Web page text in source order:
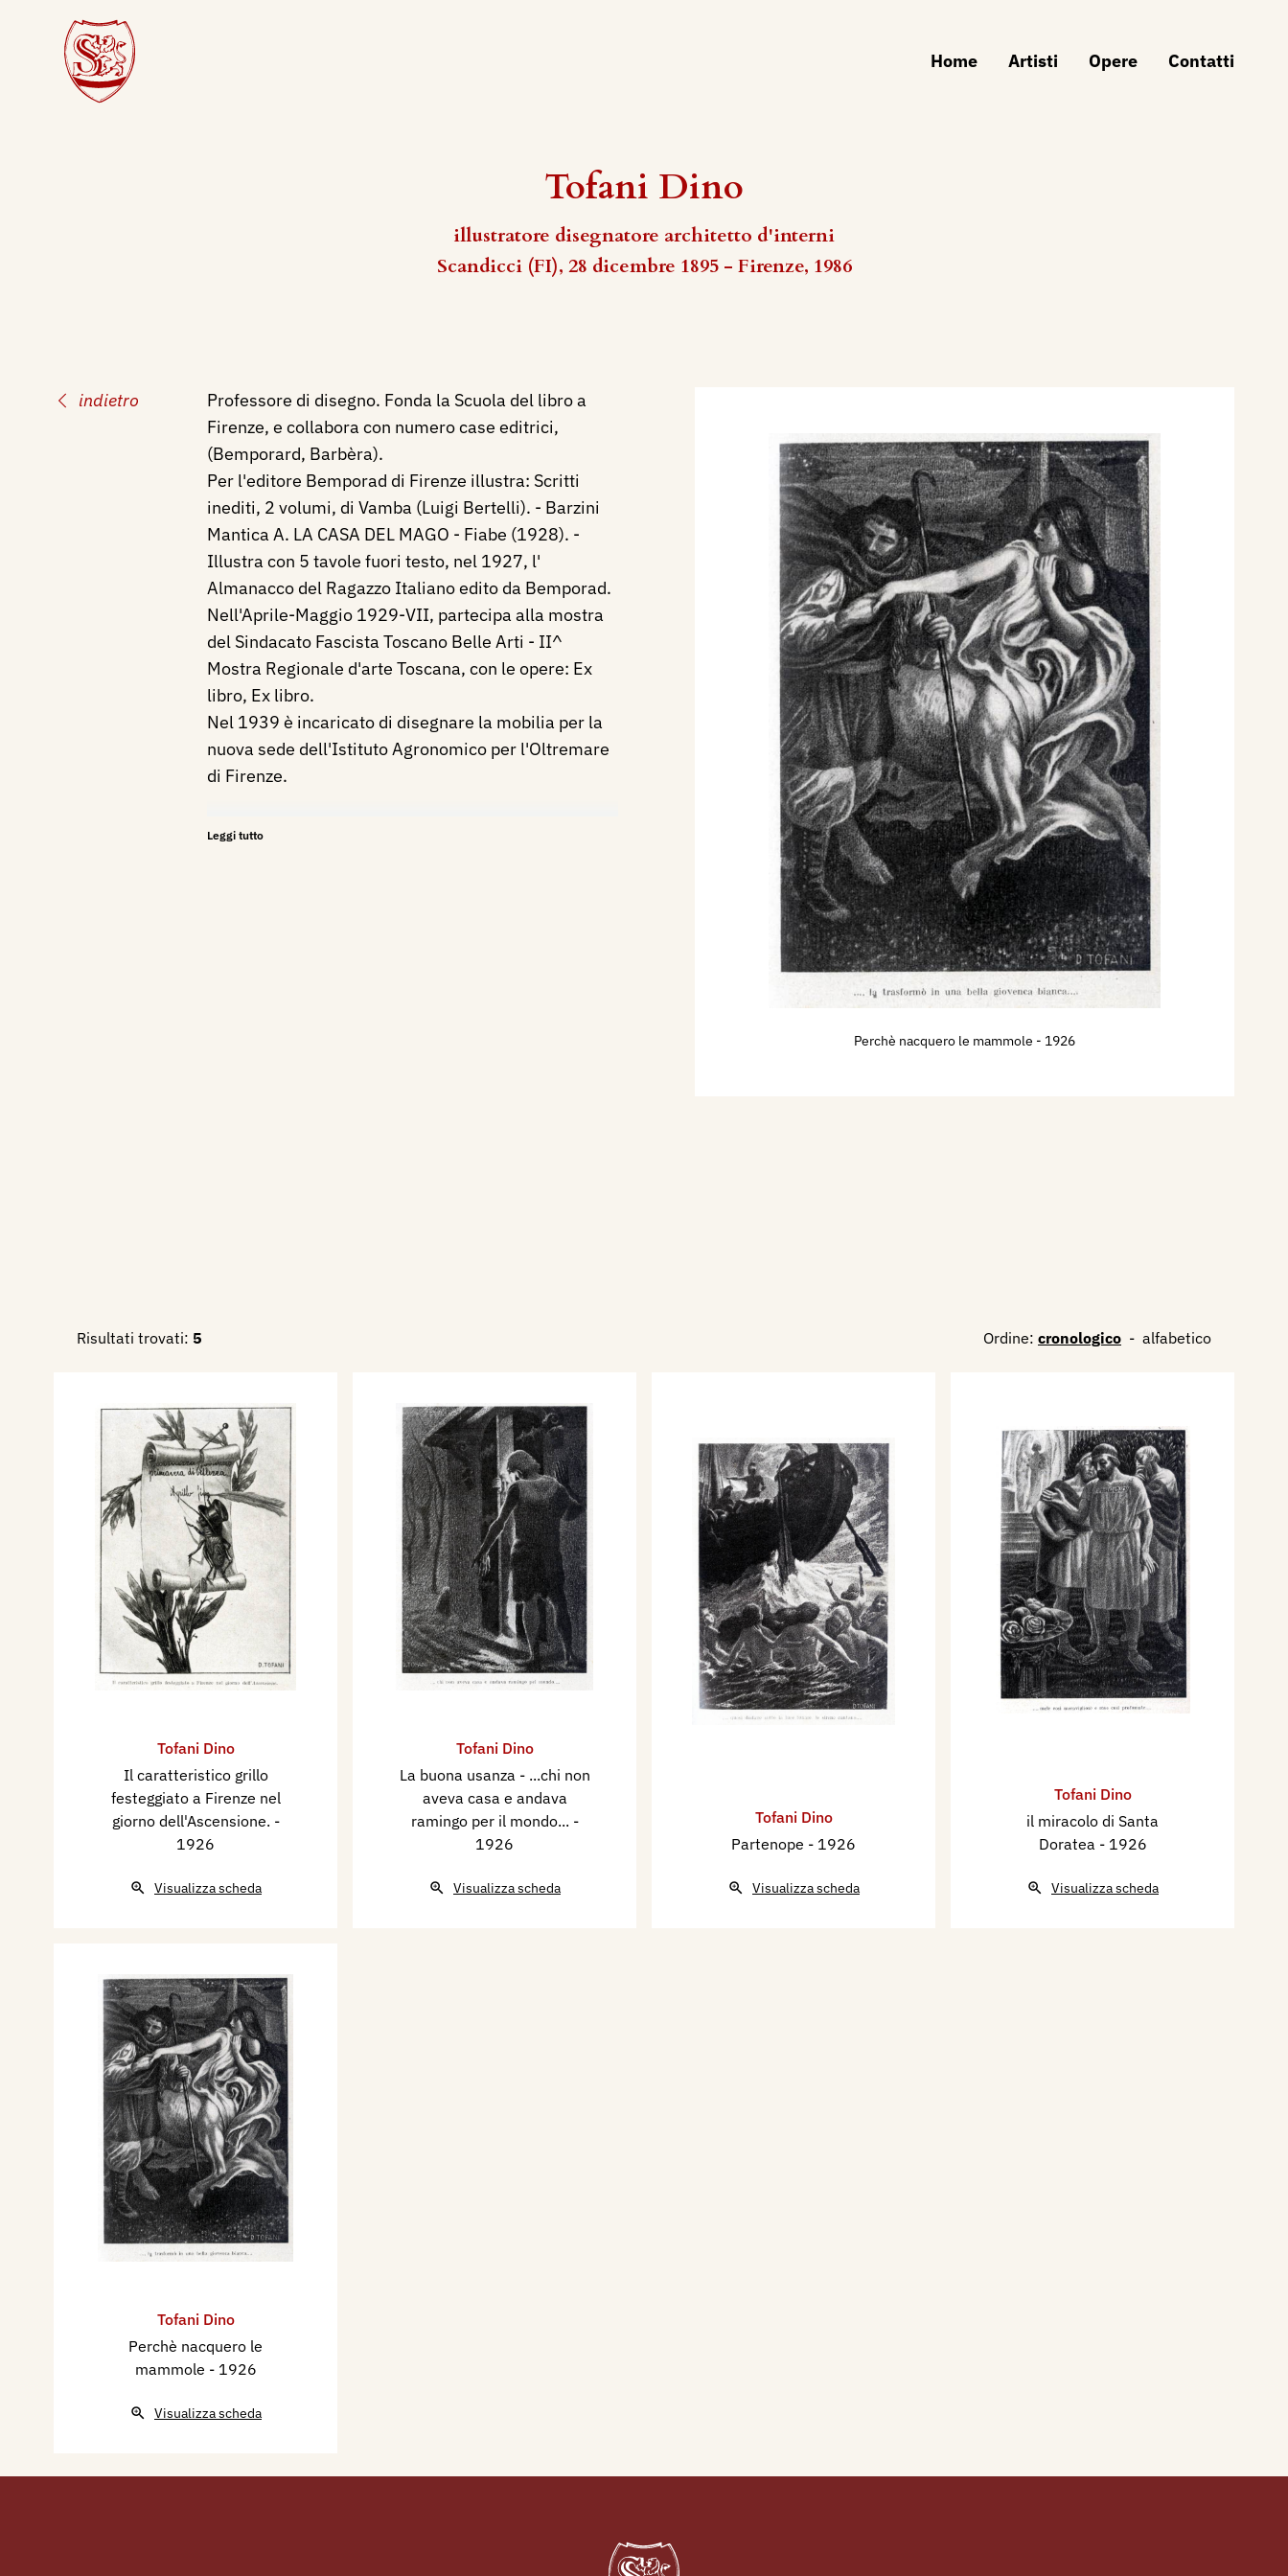
Home Artisti Opere Contatti
Tofani Dino
illustratore disegnatore architetto d'interni
Scandicci (FI), 28 dicembre 1895 - Firenze, 1986
indietro
Perchè nacquero le mammole - 1926
Professore di disegno. Fonda la Scuola del libro a
Firenze, e collabora con numero case editrici,
(Bemporard, Barbèra).
Per l'editore Bemporad di Firenze illustra: Scritti
inediti, 2 volumi, di Vamba (Luigi Bertelli). - Barzini
Mantica A. LA CASA DEL MAGO - Fiabe (1928). -
Illustra con 5 tavole fuori testo, nel 1927, l'
Almanacco del Ragazzo Italiano edito da Bemporad.
Nell'Aprile-Maggio 1929-VII, partecipa alla mostra
del Sindacato Fascista Toscano Belle Arti - II^
Mostra Regionale d'arte Toscana, con le opere: Ex
libro, Ex libro.
Nel 1939 è incaricato di disegnare la mobilia per la
nuova sede dell'Istituto Agronomico per l'Oltremare
di Firenze.
Bibliografia:
Leggi tutto
Risultati trovati: 5 Ordine: cronologico - alfabetico
Tofani Dino
Il caratteristico grillo
festeggiato a Firenze nel
giorno dell'Ascensione. -
1926
Visualizza scheda
Tofani Dino
La buona usanza - ...chi non
aveva casa e andava
ramingo per il mondo... -
1926
Visualizza scheda
Tofani Dino
Partenope - 1926
Visualizza scheda
Tofani Dino
il miracolo di Santa
Doratea - 1926
Visualizza scheda
Tofani Dino
Perchè nacquero le
mammole - 1926
Visualizza scheda